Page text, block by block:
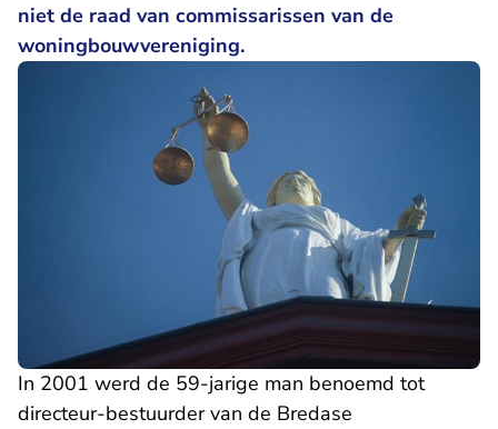
niet de raad van commissarissen van de
woningbouwvereniging.
In 2001 werd de 59-jarige man benoemd tot
directeur-bestuurder van de Bredase